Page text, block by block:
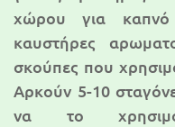
χώρου για
καυστήρες
σκούπες που
Αρκούν 5-10
να το